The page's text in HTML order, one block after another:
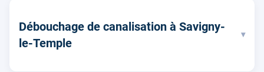
Débouchage de canalisation à Savigny-
le-Temple
▾